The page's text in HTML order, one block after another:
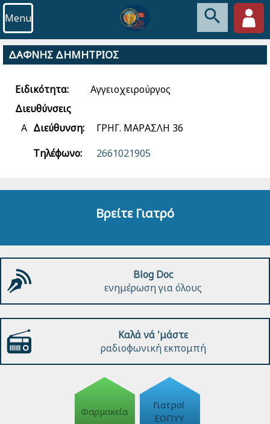
Menu
ΔΑΦΝΗΣ ΔΗΜΗΤΡΙΟΣ
Ειδικότητα:
Αγγειοχειρούργος
Διευθύνσεις
Α Διεύθυνση:
ΓΡΗΓ. ΜΑΡΑΣΛΗ 36
Τηλέφωνο:
2661021905
Βρείτε Γιατρό
Blog Doc
ενημέρωση για όλους
Καλά νά 'μάστε
ραδιοφωνική εκπομπή
Φαρμακεία
Γιατροί
ΕΟΠΥΥ